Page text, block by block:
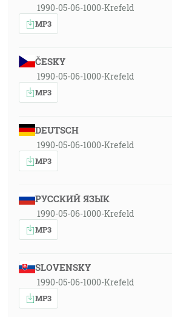
1990-05-06-1000-Krefeld
MP3
ČESKY
1990-05-06-1000-Krefeld
MP3
DEUTSCH
1990-05-06-1000-Krefeld
MP3
РУССКИЙ ЯЗЫК
1990-05-06-1000-Krefeld
MP3
SLOVENSKY
1990-05-06-1000-Krefeld
MP3